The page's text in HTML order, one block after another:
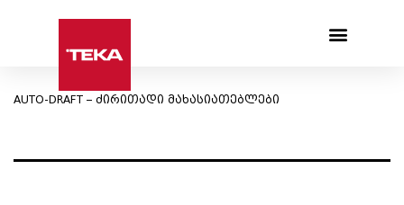
AUTO-DRAFT – ძირითადი მახასიათებლები